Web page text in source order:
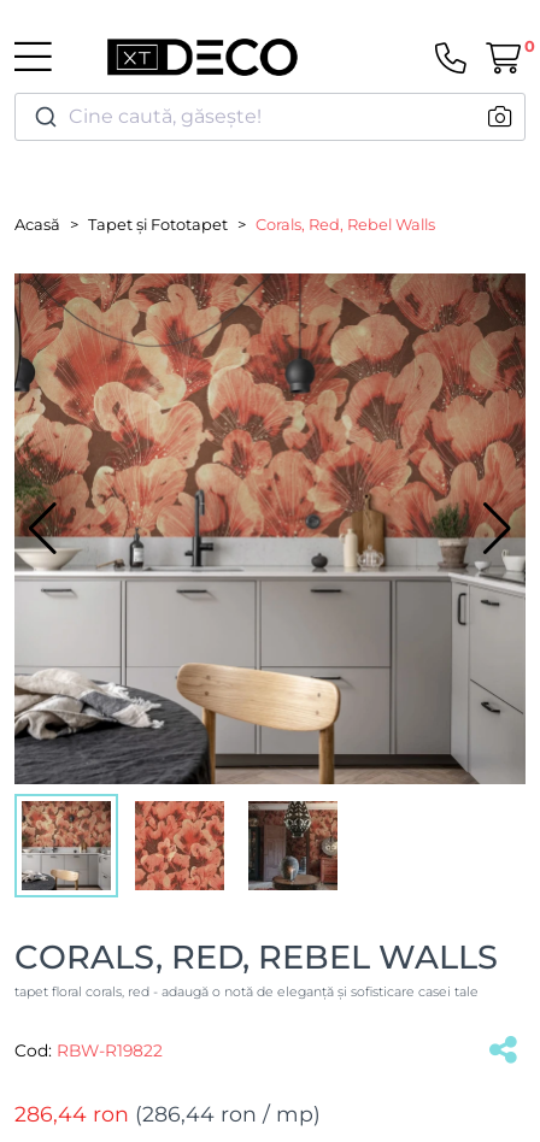
Cine caută, găsește!
0
Acasă Tapet și Fototapet Corals, Red, Rebel Walls
CORALS, RED, REBEL WALLS
tapet floral corals, red - adaugă o notă de eleganță și sofisticare casei tale
Cod: RBW-R19822
286,44 ron (286,44 ron / mp)